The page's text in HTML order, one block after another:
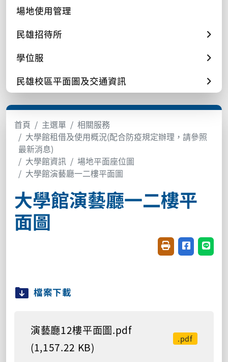
場地使用管理
民雄招待所
學位服
民雄校區平面圖及交通資訊
首頁 主選單
相關服務
大學館租借及使用概況(配合防疫規定辦理，請參照
最新消息)
大學館資訊
場地平面座位圖
大學館演藝廳一二樓平面圖
大學館演藝廳一二樓平
面圖
友善列印(開新視
分享至臉書
分享
檔案下載
演藝廳12樓平面圖.pdf
(1,157.22 KB)
.pdf